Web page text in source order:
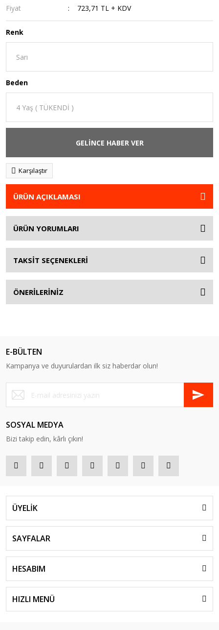
Fiyat
723,71 TL + KDV
Renk
Beden
GELİNCE HABER VER
Karşılaştır
ÜRÜN AÇIKLAMASI
ÜRÜN YORUMLARI
TAKSİT SEÇENEKLERİ
ÖNERİLERİNİZ
E-BÜLTEN
Kampanya ve duyurulardan ilk siz haberdar olun!
SOSYAL MEDYA
Bizi takip edin, kârlı çıkın!
ÜYELİK
SAYFALAR
HESABIM
HIZLI MENÜ